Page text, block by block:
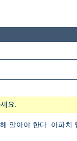
요.
알아야 한다. 아파